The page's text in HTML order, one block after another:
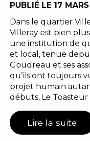
PUBLIÉ LE 17
Dans le quartier
Villeray est bien
une institution de
et local, tenue
Goudreau et ses
qu’ils ont toujours
projet humain
débuts, Le Toasteur
Lire la suite